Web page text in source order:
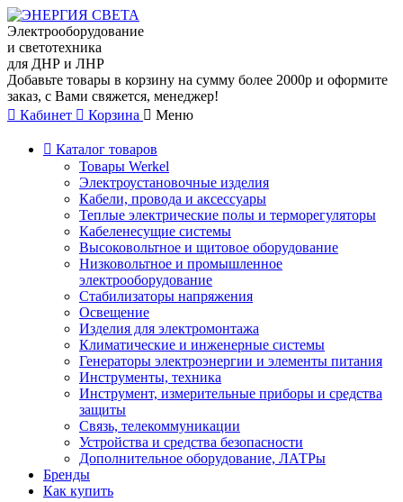
Электрооборудование
и светотехника
для ДНР и ЛНР
Добавьте товары в корзину на сумму более 2000р и оформите
заказ, с Вами свяжется, менеджер!
Кабинет
Корзина Меню
Каталог товаров
Товары Werkel
Электроустановочные изделия
Кабели, провода и аксессуары
Теплые электрические полы и терморегуляторы
Кабеленесущие системы
Высоковольтное и щитовое оборудование
Низковольтное и промышленное
электрооборудование
Стабилизаторы напряжения
Освещение
Изделия для электромонтажа
Климатические и инженерные системы
Генераторы электроэнергии и элементы питания
Инструменты, техника
Инструмент, измерительные приборы и средства
защиты
Связь, телекоммуникации
Устройства и средства безопасности
Дополнительное оборудование, ЛАТРы
Бренды
Как купить